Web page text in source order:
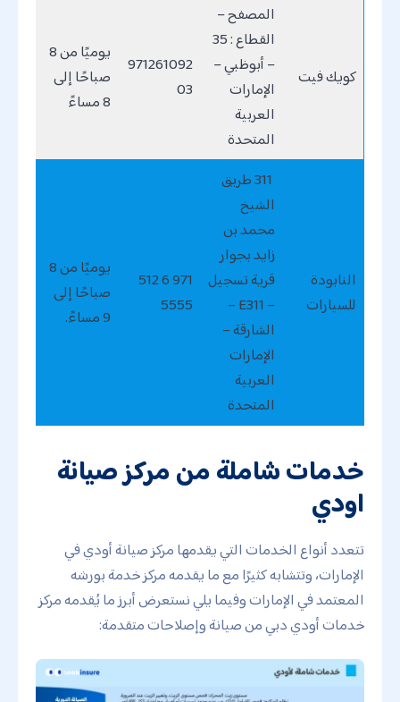
كويك فيت
المصفح –
القطاع : 35
– أبوظبي –
الإمارات
العربية
المتحدة
971261092
03
يوميًا من 8
صباحًا إلى
8 مساءً
النابودة
للسيارات
311 طريق
الشيخ
محمد بن
زايد بجوار
قرية تسجيل
– E311 –
الشارقة –
الإمارات
العربية
المتحدة
971 6 512
5555
يوميًا من 8
صباحًا إلى
9 مساءً.
خدمات شاملة من مركز صيانة
اودي
تتعدد أنواع الخدمات التي يقدمها مركز صيانة أودي في
الإمارات، وتتشابه كثيرًا مع ما يقدمه مركز خدمة بورشه
المعتمد في الإمارات وفيما يلي نستعرض أبرز ما يُقدمه مركز
خدمات أودي دبي من صيانة وإصلاحات متقدمة: